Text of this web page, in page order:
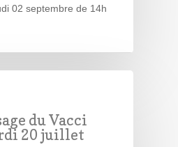
02 septembre de 14h
du Vacci
20 juillet